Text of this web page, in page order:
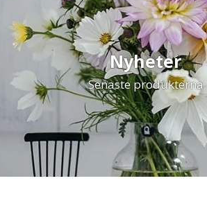
Nyheter
Senaste produkterna